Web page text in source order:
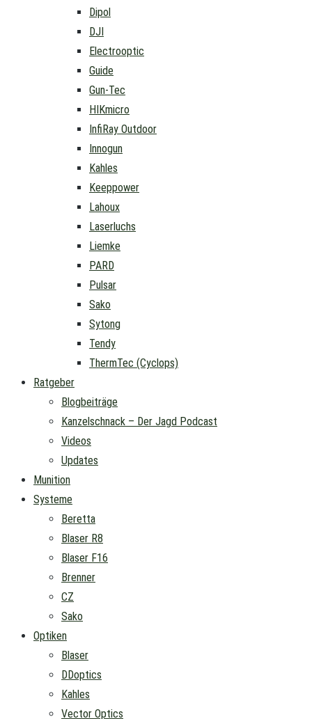
Dipol
DJI
Electrooptic
Guide
Gun-Tec
HIKmicro
InfiRay Outdoor
Innogun
Kahles
Keeppower
Lahoux
Laserluchs
Liemke
PARD
Pulsar
Sako
Sytong
Tendy
ThermTec (Cyclops)
Ratgeber
Blogbeiträge
Kanzelschnack – Der Jagd Podcast
Videos
Updates
Munition
Systeme
Beretta
Blaser R8
Blaser F16
Brenner
CZ
Sako
Optiken
Blaser
DDoptics
Kahles
Vector Optics